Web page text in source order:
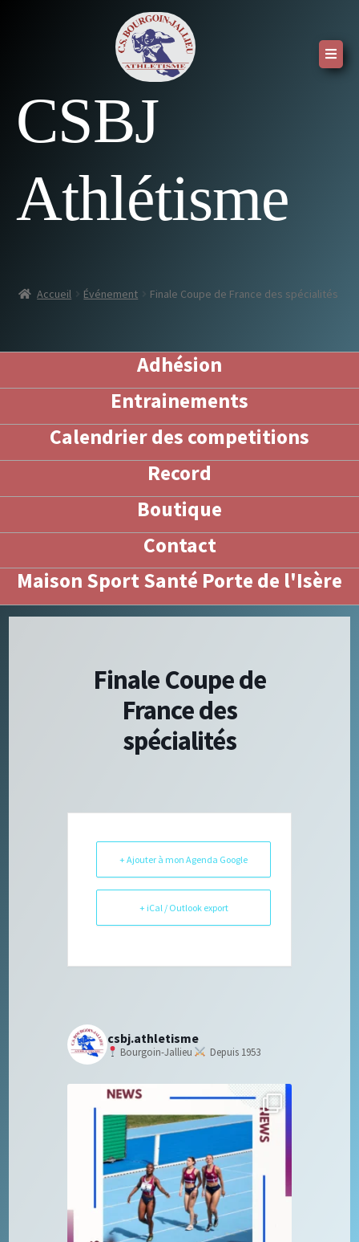
CSBJ
Athlétisme
Accueil Événement Finale Coupe de France des spécialités
Adhésion
Entrainements
Calendrier des competitions
Record
Boutique
Contact
Maison Sport Santé Porte de l'Isère
Finale Coupe de
France des
spécialités
+ Ajouter à mon Agenda Google
+ iCal / Outlook export
csbj.athletisme
Bourgoin-Jallieu Depuis 1953